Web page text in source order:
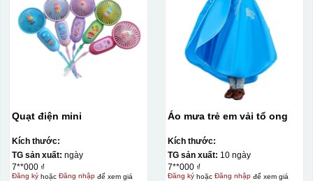
Quạt điện mini
Kích thước:
TG sản xuất: ngày
7**000 ₫
Đăng kýhoặc Đăng nhậpđể xem giá
Áo mưa trẻ em vải tổ ong
Kích thước:
TG sản xuất: 10 ngày
7**000 ₫
Đăng kýhoặc Đăng nhậpđể xem giá